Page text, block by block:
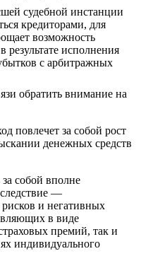
судебной инстанции
кредиторами, для
возможность
результате исполнения
с арбитражных
обратить внимание на
повлечет за собой рост
денежных средств
собой вполне
—
и негативных
в виде
премий, так и
индивидуального